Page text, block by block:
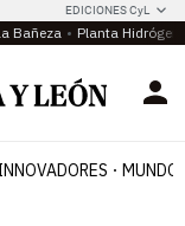
EDICIONES CyL
Bañeza Planta
MUNDO